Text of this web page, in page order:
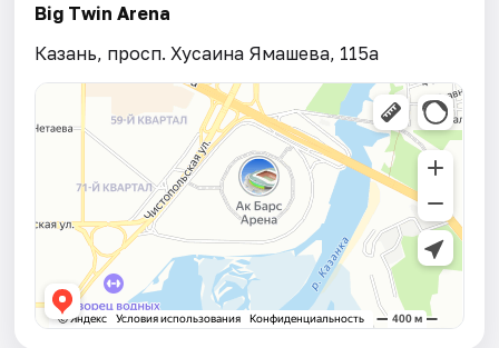
Big Twin Arena
Казань, просп. Хусаина Ямашева, 115а